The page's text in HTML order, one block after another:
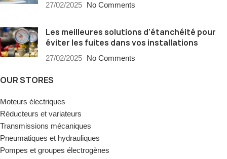
27/02/2025 No Comments
Les meilleures solutions d’étanchéité pour
éviter les fuites dans vos installations
27/02/2025 No Comments
OUR STORES
Moteurs électriques
Réducteurs et variateurs
Transmissions mécaniques
Pneumatiques et hydrauliques
Pompes et groupes électrogènes